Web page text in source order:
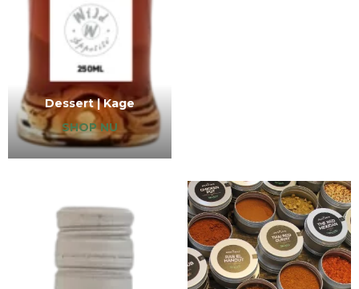
Dessert | Kage
SHOP NU